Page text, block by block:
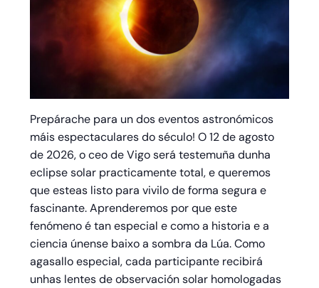
Prepárache para un dos eventos astronómicos
máis espectaculares do século! O 12 de agosto
de 2026, o ceo de Vigo será testemuña dunha
eclipse solar practicamente total, e queremos
que esteas listo para vivilo de forma segura e
fascinante. Aprenderemos por que este
fenómeno é tan especial e como a historia e a
ciencia únense baixo a sombra da Lúa. Como
agasallo especial, cada participante recibirá
unhas lentes de observación solar homologadas